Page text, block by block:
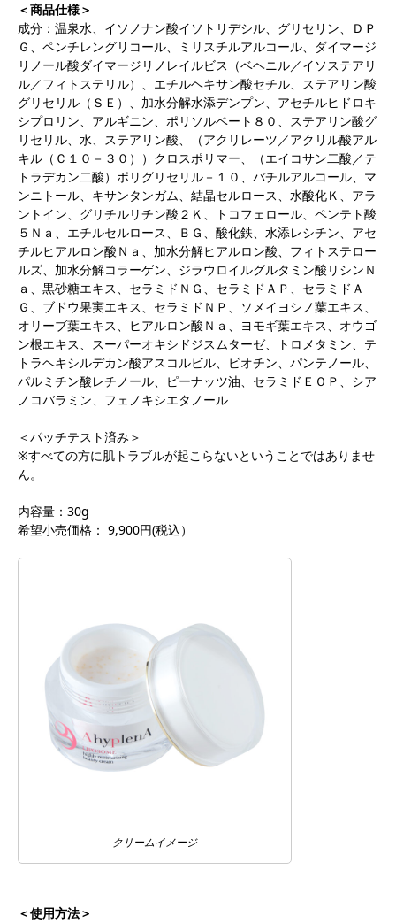
＜商品仕様＞
成分：温泉水、イソノナン酸イソトリデシル、グリセリン、ＤＰ
Ｇ、ペンチレングリコール、ミリスチルアルコール、ダイマージ
リノール酸ダイマージリノレイルビス（ベヘニル／イソステアリ
ル／フィトステリル）、エチルヘキサン酸セチル、ステアリン酸
グリセリル（ＳＥ）、加水分解水添デンプン、アセチルヒドロキ
シプロリン、アルギニン、ポリソルベート８０、ステアリン酸グ
リセリル、水、ステアリン酸、（アクリレーツ／アクリル酸アル
キル（Ｃ１０－３０））クロスポリマー、（エイコサン二酸／テ
トラデカン二酸）ポリグリセリル－１０、バチルアルコール、マ
ンニトール、キサンタンガム、結晶セルロース、水酸化Ｋ、アラ
ントイン、グリチルリチン酸２Ｋ、トコフェロール、ペンテト酸
５Ｎａ、エチルセルロース、ＢＧ、酸化鉄、水添レシチン、アセ
チルヒアルロン酸Ｎａ、加水分解ヒアルロン酸、フィトステロー
ルズ、加水分解コラーゲン、ジラウロイルグルタミン酸リシンＮ
ａ、黒砂糖エキス、セラミドＮＧ、セラミドＡＰ、セラミドＡ
Ｇ、ブドウ果実エキス、セラミドＮＰ、ソメイヨシノ葉エキス、
オリーブ葉エキス、ヒアルロン酸Ｎａ、ヨモギ葉エキス、オウゴ
ン根エキス、スーパーオキシドジスムターゼ、トロメタミン、テ
トラヘキシルデカン酸アスコルビル、ビオチン、パンテノール、
パルミチン酸レチノール、ピーナッツ油、セラミドＥＯＰ、シア
ノコバラミン、フェノキシエタノール
＜パッチテスト済み＞
※すべての方に肌トラブルが起こらないということではありませ
ん。
内容量：30g
希望小売価格： 9,900円(税込）
クリームイメージ
＜使用方法＞